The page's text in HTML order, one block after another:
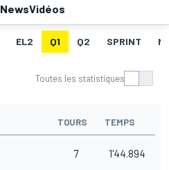
NewsVidéos
EL2 Q1 Q2 SPRINT
Toutes les statistiques
TOURS TEMPS
7 1'44.894